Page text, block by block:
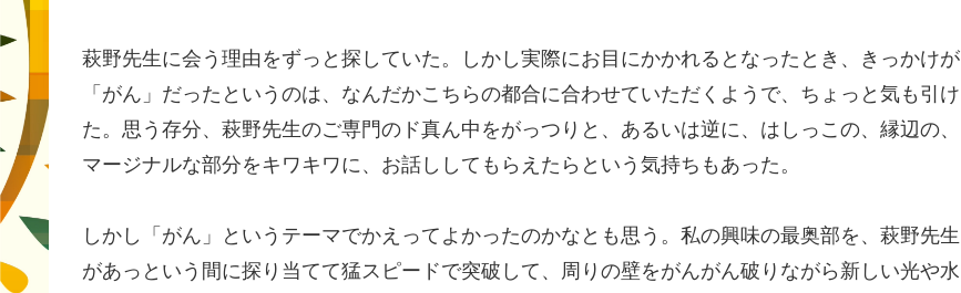
萩野先生に会う理由をずっと探していた。しかし実際にお目にかかれるとなったとき、きっかけが
「がん」だったというのは、なんだかこちらの都合に合わせていただくようで、ちょっと気も引け
た。思う存分、萩野先生のご専門のド真ん中をがっつりと、あるいは逆に、はしっこの、縁辺の、
マージナルな部分をキワキワに、お話ししてもらえたらという気持ちもあった。
しかし「がん」というテーマでかえってよかったのかなとも思う。私の興味の最奥部を、萩野先生
があっという間に探り当てて猛スピードで突破して、周りの壁をがんがん破りながら新しい光や水